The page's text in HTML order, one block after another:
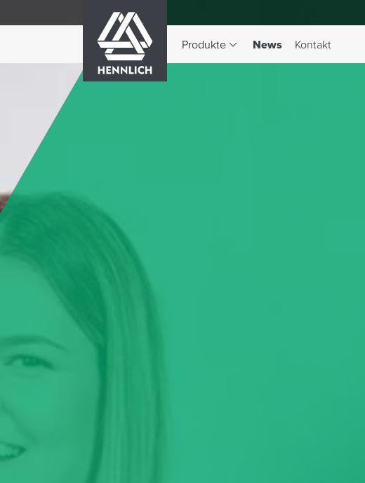
Produkte
Dropdown-Menü Produkte umschalten
News(aktiv)
Kontakt